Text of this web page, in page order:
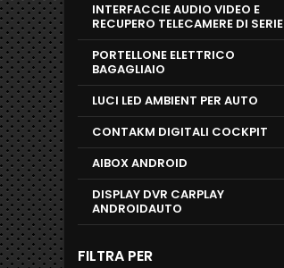
INTERFACCIE AUDIO VIDEO E
RECUPERO TELECAMERE DI SERIE
PORTELLONE ELETTRICO
BAGAGLIAIO
LUCI LED AMBIENT PER AUTO
CONTAKM DIGITALI COCKPIT
AIBOX ANDROID
DISPLAY DVR CARPLAY
ANDROIDAUTO
FILTRA PER